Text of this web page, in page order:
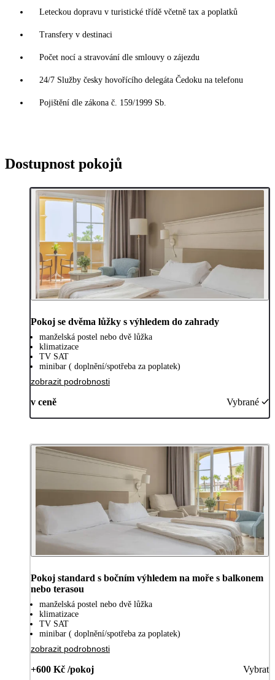
Leteckou dopravu v turistické třídě včetně tax a poplatků
Transfery v destinaci
Počet nocí a stravování dle smlouvy o zájezdu
24/7 Služby česky hovořícího delegáta Čedoku na telefonu
Pojištění dle zákona č. 159/1999 Sb.
Dostupnost pokojů
Pokoj se dvěma lůžky s výhledem do zahrady
manželská postel nebo dvě lůžka
klimatizace
TV SAT
minibar ( doplnění/spotřeba za poplatek)
zobrazit podrobnosti
v ceně Vybrané
Pokoj standard s bočním výhledem na moře s balkonem
nebo terasou
manželská postel nebo dvě lůžka
klimatizace
TV SAT
minibar ( doplnění/spotřeba za poplatek)
zobrazit podrobnosti
+600 Kč /pokoj Vybrat